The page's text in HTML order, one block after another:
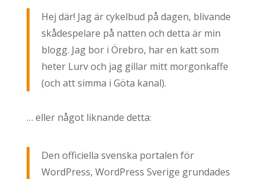
Hej där! Jag är cykelbud på dagen, blivande
skådespelare på natten och detta är min
blogg. Jag bor i Örebro, har en katt som
heter Lurv och jag gillar mitt morgonkaffe
(och att simma i Göta kanal).
… eller något liknande detta:
Den officiella svenska portalen för
WordPress, WordPress Sverige grundades